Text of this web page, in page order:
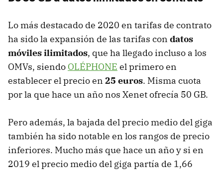
Lo más destacado de 2020 en tarifas de contrato
ha sido la expansión de las tarifas con datos
móviles ilimitados, que ha llegado incluso a los
OMVs, siendo OLÉPHONE el primero en
establecer el precio en 25 euros. Misma cuota
por la que hace un año nos Xenet ofrecía 50 GB.
Pero además, la bajada del precio medio del giga
también ha sido notable en los rangos de precio
inferiores. Mucho más que hace un año y si en
2019 el precio medio del giga partía de 1,66